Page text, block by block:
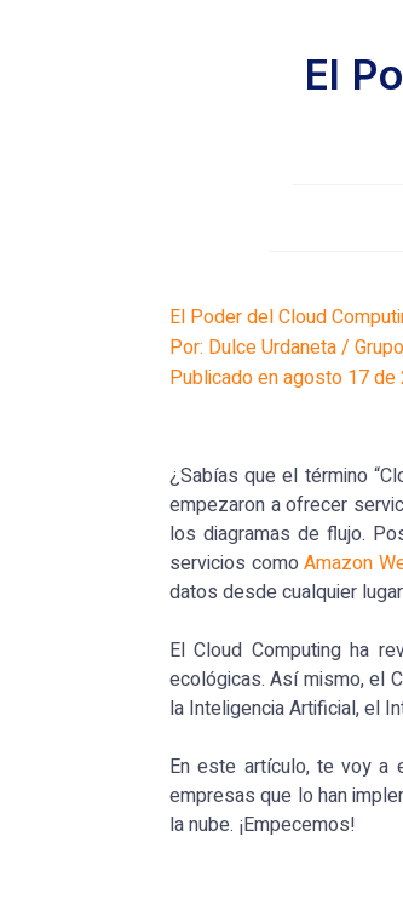
El
El Poder del Cloud
Por: Dulce Urdaneta /
Publicado en agosto 17 de
¿Sabías que el término
empezaron a ofrecer
los diagramas de flujo.
servicios comoAmazon
datos desde cualquier
El Cloud Computing ha
ecológicas. Así mismo, el
la Inteligencia Artificial, el
En este artículo, te voy a
empresas que lo han
la nube. ¡Empecemos!